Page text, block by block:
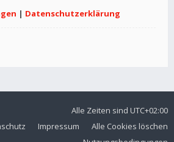
| Datenschutzerklärung
Alle Zeiten sind UTC+02:00
Alle Cookies löschen
Impressum